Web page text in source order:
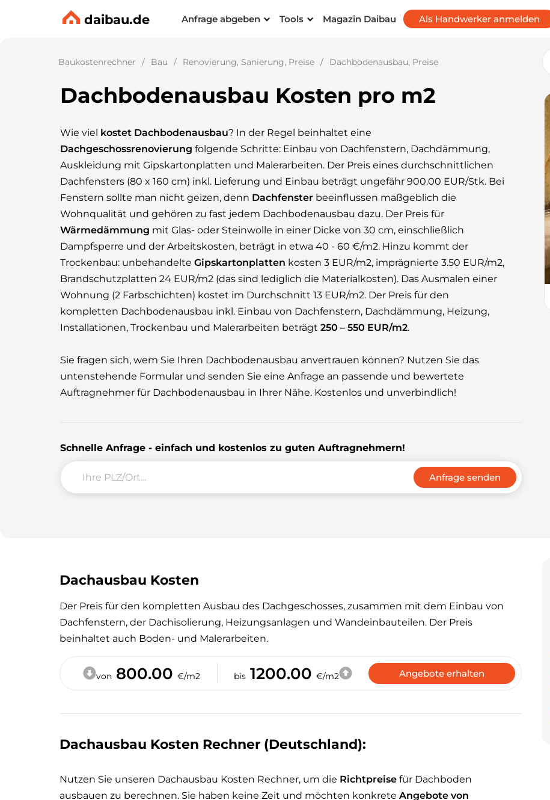
daibau.de Anfrage abgeben Tools Magazin Daibau Als Handwerker anmelden
Baukostenrechner Bau Renovierung, Sanierung, Preise Dachbodenausbau, Preise
Dachbodenausbau Kosten pro m2
Wie viel kostet Dachbodenausbau? In der Regel beinhaltet eine
Dachgeschossrenovierung folgende Schritte: Einbau von Dachfenstern, Dachdämmung,
Auskleidung mit Gipskartonplatten und Malerarbeiten. Der Preis eines durchschnittlichen
Dachfensters (80 x 160 cm) inkl. Lieferung und Einbau beträgt ungefähr 900.00 EUR/Stk. Bei
Fenstern sollte man nicht geizen, denn Dachfenster beeinflussen maßgeblich die
Wohnqualität und gehören zu fast jedem Dachbodenausbau dazu. Der Preis für
Wärmedämmung mit Glas- oder Steinwolle in einer Dicke von 30 cm, einschließlich
Dampfsperre und der Arbeitskosten, beträgt in etwa 40 - 60 €/m2. Hinzu kommt der
Trockenbau: unbehandelteGipskartonplatten kosten 3 EUR/m2, imprägnierte 3.50 EUR/m2,
Brandschutzplatten 24 EUR/m2 (das sind lediglich die Materialkosten). Das Ausmalen einer
Wohnung (2 Farbschichten) kostet im Durchschnitt 13 EUR/m2. Der Preis für den
kompletten Dachbodenausbau inkl. Einbau von Dachfenstern, Dachdämmung, Heizung,
Installationen, Trockenbau und Malerarbeiten beträgt250 – 550 EUR/m2.
Sie fragen sich, wem Sie Ihren Dachbodenausbau anvertrauen können? Nutzen Sie das
untenstehende Formular und senden Sie eine Anfrage an passende und bewertete
Auftragnehmer für Dachbodenausbau in Ihrer Nähe. Kostenlos und unverbindlich!
Schnelle Anfrage - einfach und kostenlos zu guten Auftragnehmern!
Anfrage senden
Dachausbau Kosten
Der Preis für den kompletten Ausbau des Dachgeschosses, zusammen mit dem Einbau von
Dachfenstern, der Dachisolierung, Heizungsanlagen und Wandeinbauteilen. Der Preis
beinhaltet auch Boden- und Malerarbeiten.
von 800.00€/m2 bis 1200.00 €/m2 Angebote erhalten
Dachausbau Kosten Rechner (Deutschland):
Nutzen Sie unseren Dachausbau Kosten Rechner, um die Richtpreise für Dachboden
ausbauen zu berechnen. Sie haben keine Zeit und möchten konkreteAngebote von